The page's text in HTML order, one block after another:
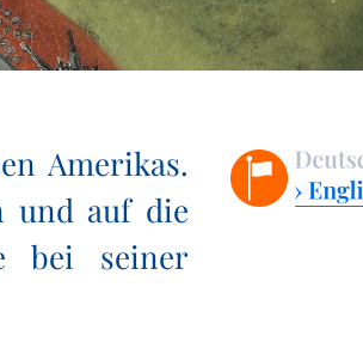
Amerikas.
und auf die
bei seiner